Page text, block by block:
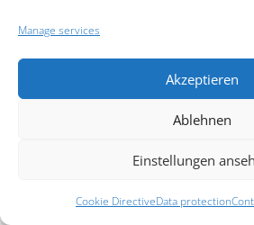
Manage services
Akzeptieren
Ablehnen
Einstellungen
Cookie DirectiveData protection